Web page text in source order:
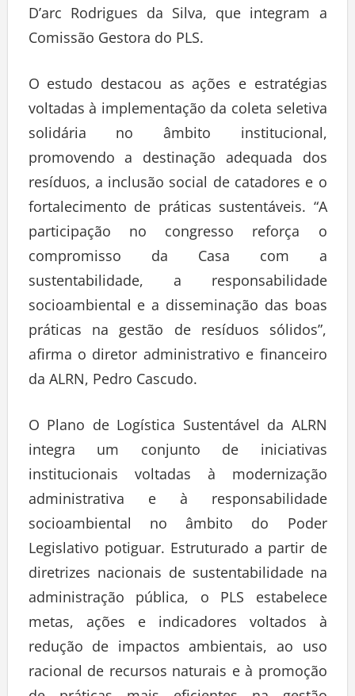
D’arc Rodrigues da Silva, que integram a
Comissão Gestora do PLS.
O estudo destacou as ações e estratégias
voltadas à implementação da coleta seletiva
solidária no âmbito institucional,
promovendo a destinação adequada dos
resíduos, a inclusão social de catadores e o
fortalecimento de práticas sustentáveis. “A
participação no congresso reforça o
compromisso da Casa com a
sustentabilidade, a responsabilidade
socioambiental e a disseminação das boas
práticas na gestão de resíduos sólidos”,
afirma o diretor administrativo e financeiro
da ALRN, Pedro Cascudo.
O Plano de Logística Sustentável da ALRN
integra um conjunto de iniciativas
institucionais voltadas à modernização
administrativa e à responsabilidade
socioambiental no âmbito do Poder
Legislativo potiguar. Estruturado a partir de
diretrizes nacionais de sustentabilidade na
administração pública, o PLS estabelece
metas, ações e indicadores voltados à
redução de impactos ambientais, ao uso
racional de recursos naturais e à promoção